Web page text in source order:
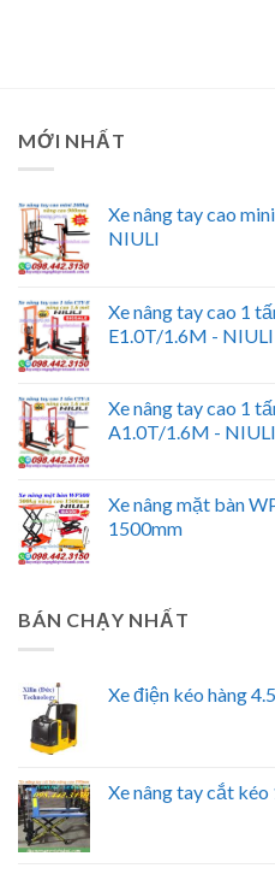
MỚI NHẤT
Xe nâng tay cao
NIULI
Xe nâng tay cao 1
E1.0T/1.6M - NIULI
Xe nâng tay cao 1
A1.0T/1.6M - NIULI
Xe nâng mặt bàn
1500mm
BÁN CHẠY NHẤT
Xe điện kéo hàng
Xe nâng tay cắt